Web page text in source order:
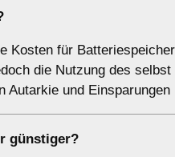
für
die Nutzung des
und
günstiger?